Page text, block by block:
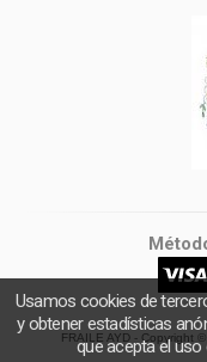
FRAILE AYD - Copyright
Usamos cookies de
y obtener estadísticas
que acepta el uso